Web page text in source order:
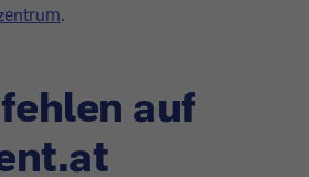
.
auf